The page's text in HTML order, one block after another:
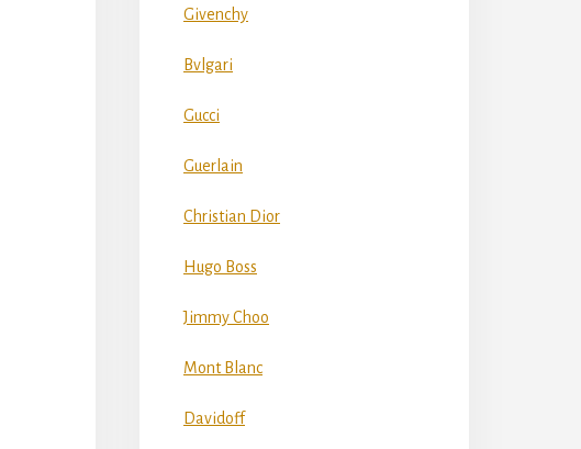
Givenchy
Bvlgari
Gucci
Guerlain
Christian Dior
Hugo Boss
Jimmy Choo
Mont Blanc
Davidoff